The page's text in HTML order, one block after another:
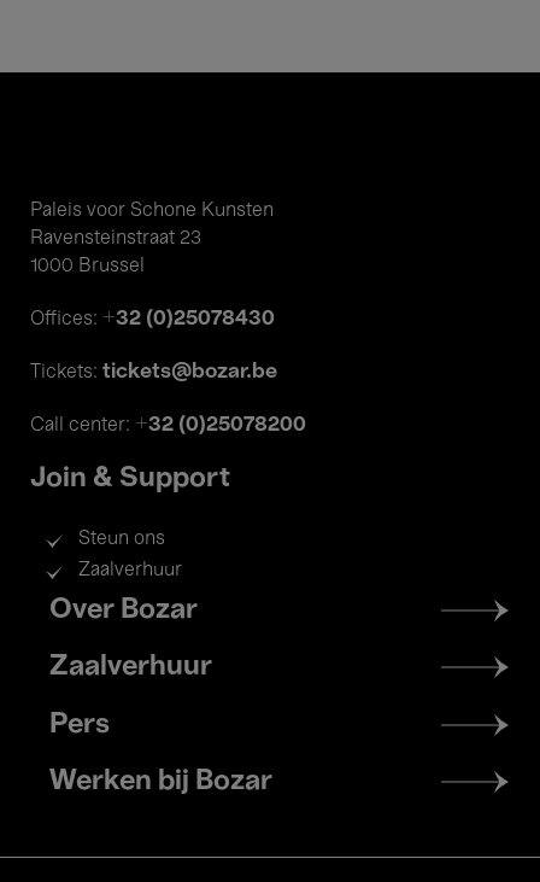
Paleis voor Schone Kunsten
Ravensteinstraat 23
1000 Brussel
Offices: +32 (0)25078430
Tickets: tickets@bozar.be
Call center: +32 (0)25078200
Join & Support
Steun ons
Zaalverhuur
Footer
menu
Over Bozar
Zaalverhuur
Pers
Werken bij Bozar